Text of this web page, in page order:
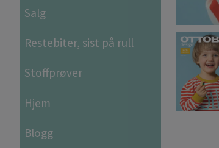
Salg
Restebiter, sist på rull
Stoffprøver
Hjem
Blogg